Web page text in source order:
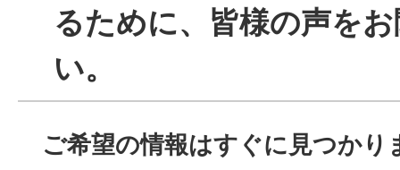
るために、皆様の声を
い。
ご希望の情報はすぐに見つかり